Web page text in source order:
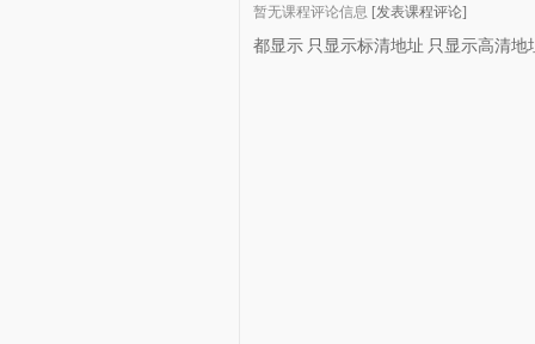
暂无课程评论信息 [发表课程评论]
都显示 只显示标清地址 只显示高清地